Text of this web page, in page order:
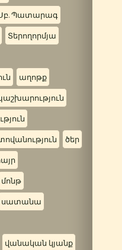
Պատարագ
Տերողորմյա
աղոթք
ծեր
մոնթ
սատանա
վանական կյանք